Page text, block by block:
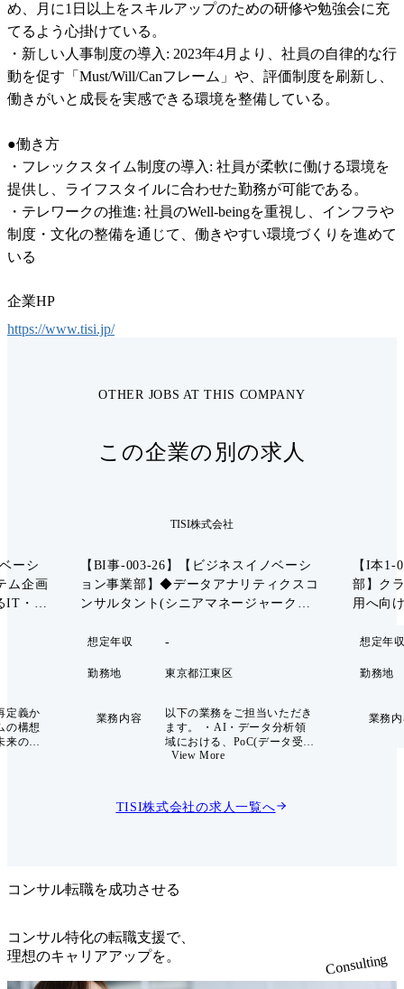
め、月に1日以上をスキルアップのための研修や勉強会に充
てるよう心掛けている。
・新しい人事制度の導入: 2023年4月より、社員の自律的な行
動を促す「Must/Will/Canフレーム」や、評価制度を刷新し、
働きがいと成長を実感できる環境を整備している。
●働き方
・フレックスタイム制度の導入: 社員が柔軟に働ける環境を
提供し、ライフスタイルに合わせた勤務が可能である。
・テレワークの推進: 社員のWell-beingを重視し、インフラや
制度・文化の整備を通じて、働きやすい環境づくりを進めて
いる
企業HP
https://www.tisi.jp/
OTHER JOBS AT THIS COMPANY
この企業の別の求人
ーシ
ム企画
IT・業
定義か
の構想
来のス
エンジ
実装」
創出す
とし
TISI株式会社
【BI事-003-26】【ビジネスイノベーシ
ョン事業部】◆データアナリティクスコ
ンサルタント(シニアマネージャークラ
想定年収 -
勤務地 東京都江東区
業務内容
以下の業務をご担当いただき
ます。 ・AI・データ分析領
域における、PoC(データ受
領、分析、顧客および顧客経
プロジェクトマネージャー ・
データ利活用に関するコンサ
が、提案オーナーはお任せし
てスキームによる事業企画及
び事業の推進 【プロジェクト
例】 ・生成AIを活用したナ
View More
【I本1-
部】ク
用へ向
想定年
勤務地
業務
TISI株式会社の求人一覧へ
コンサル転職を成功させる
コンサル特化の転職支援で、
理想のキャリアアップを。
Consulting